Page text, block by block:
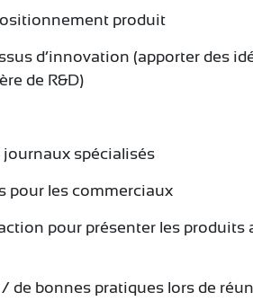
produit
d’innovation (apporter des
de R&D)
journaux spécialisés
pour les commerciaux
pour présenter les
/ de bonnes pratiques lors de